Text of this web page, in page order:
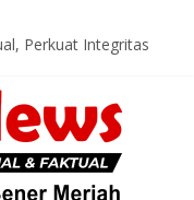
Perkuat Integritas
Rawan, Wujudkan
Pastikan Warga
Layak
dan Jembatan